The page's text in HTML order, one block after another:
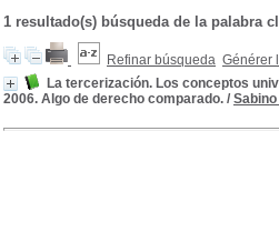
1 resultado(s) búsqueda de la palabra
Refinar búsqueda Générer
La tercerización. Los conceptos
2006. Algo de derecho comparado. /